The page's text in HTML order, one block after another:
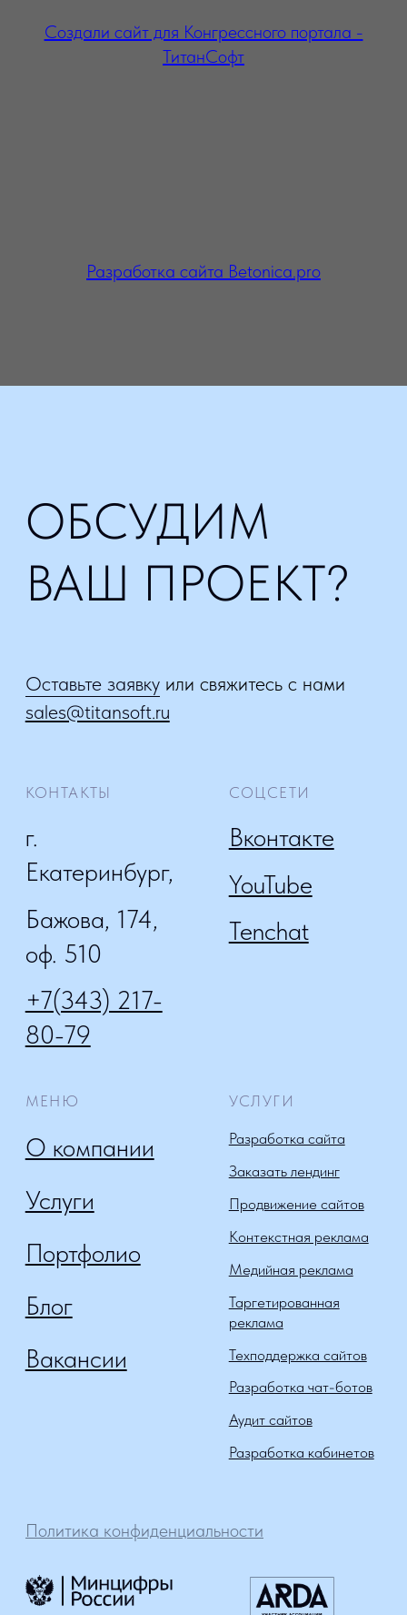
Создали сайт для Конгрессного портала -
ТитанСофт
Разработка сайта Betonica.pro